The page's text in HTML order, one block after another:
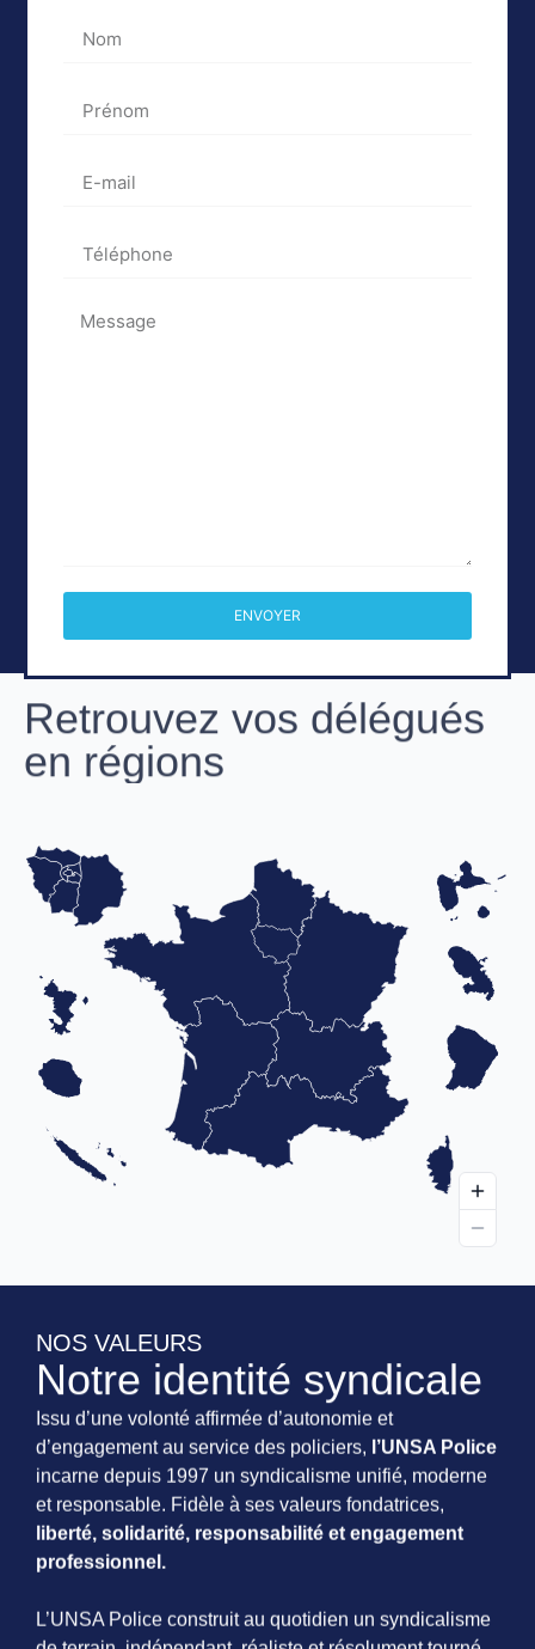
ENVOYER
Retrouvez vos délégués
en régions
NOS VALEURS
Notre identité syndicale
Issu d’une volonté affirmée d’autonomie et
d’engagement au service des policiers, l’UNSA Police
incarne depuis 1997 un syndicalisme unifié, moderne
et responsable. Fidèle à ses valeurs fondatrices,
liberté, solidarité, responsabilité et engagement
professionnel.
L’UNSA Police construit au quotidien un syndicalisme